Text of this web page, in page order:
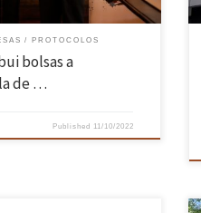
PROTOCOLOS
bolsas a
de …
Published 11/10/2022